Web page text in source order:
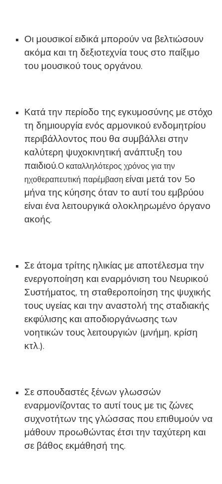
Οι μουσικοί ειδικά μπορούν να βελτιώσουν
ακόμα και τη δεξιοτεχνία τους στο παίξιμο
του μουσικού τους οργάνου.
Κατά την περίοδο της εγκυμοσύνης με στόχο
τη δημιουργία ενός αρμονικού ενδομητρίου
περιβάλλοντος που θα συμβάλλει στην
καλύτερη ψυχοκινητική ανάπτυξη του
παιδιού.Ο καταλληλότερος χρόνος για την
ηχοθεραπευτική παρέμβασηείναι μετά τον 5ο
μήνα της κύησης όταν το αυτί του εμβρύου
είναι ένα λειτουργικά ολοκληρωμένο όργανο
ακοής.
Σε άτομα τρίτης ηλικίας με αποτέλεσμα την
ενεργοποίηση και εναρμόνιση του Νευρικού
Συστήματος, τη σταθεροποίηση της ψυχικής
τους υγείας και την αναστολή της σταδιακής
εκφύλισης και αποδιοργάνωσης των
νοητικών τους λειτουργιών (μνήμη, κρίση
κτλ.).
Σε σπουδαστές ξένων γλωσσών
εναρμονίζοντας το αυτί τους με τις ζώνες
συχνοτήτων της γλώσσας που επιθυμούν να
μάθουν προωθώντας έτσι την ταχύτερη και
σε βάθος εκμάθησή της.